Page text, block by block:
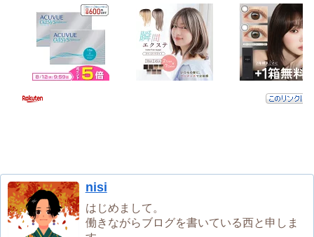
nisi
はじめまして。
働きながらブログを書いている西と申しま